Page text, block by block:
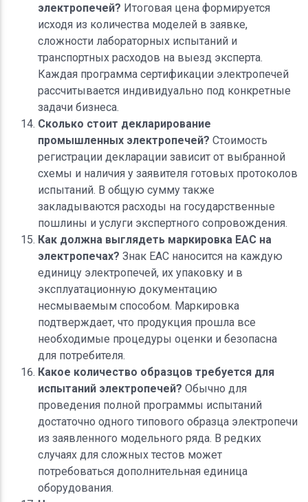
электропечей? Итоговая цена формируется
исходя из количества моделей в заявке,
сложности лабораторных испытаний и
транспортных расходов на выезд эксперта.
Каждая программа сертификации электропечей
рассчитывается индивидуально под конкретные
задачи бизнеса.
Сколько стоит декларирование
промышленных электропечей? Стоимость
регистрации декларации зависит от выбранной
схемы и наличия у заявителя готовых протоколов
испытаний. В общую сумму также
закладываются расходы на государственные
пошлины и услуги экспертного сопровождения.
Как должна выглядеть маркировка ЕАС на
электропечах? Знак ЕАС наносится на каждую
единицу электропечей, их упаковку и в
эксплуатационную документацию
несмываемым способом. Маркировка
подтверждает, что продукция прошла все
необходимые процедуры оценки и безопасна
для потребителя.
Какое количество образцов требуется для
испытаний электропечей? Обычно для
проведения полной программы испытаний
достаточно одного типового образца электропечи
из заявленного модельного ряда. В редких
случаях для сложных тестов может
потребоваться дополнительная единица
оборудования.